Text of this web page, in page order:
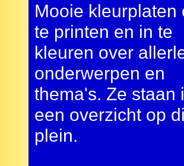
Mooie kleurplaten
te printen en in te
kleuren over
onderwerpen en
thema's. Ze staan
een overzicht op
plein.